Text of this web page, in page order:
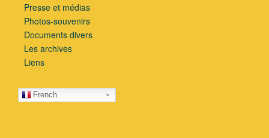
Presse et médias
Photos-souvenirs
Documents divers
Les archives
Liens
French